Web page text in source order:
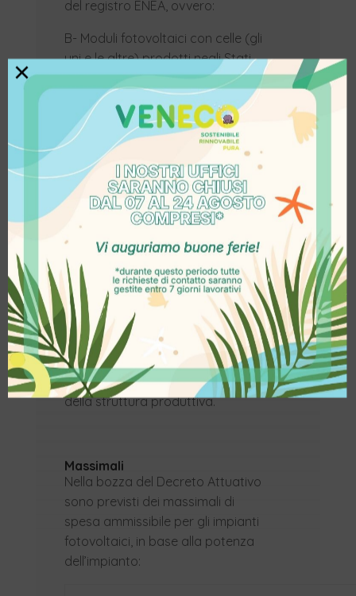
del registro ENEA, ovvero:
B- Moduli fotovoltaici con celle (gli
uni e le altre) prodotti negli Stati
membri dell’Unione Europea, con
un’efficienza a livello di cella
almeno pari al 23,5%;
C- Moduli prodotti negli stati
membri dell’Unione Europea
composti da celle bifacciali a
eterogiunzione di silicio o tandem
prodotte nell’Unione Europea con
un’efficienza di cella almeno pari al
24%.
Il dimensionamento degli impianti
fotovoltaici è determinato
considerando una producibilità
massima attesa non eccedente il
105% del fabbisogno energetico
della struttura produttiva.
Massimali
Nella bozza del Decreto Attuativo
sono previsti dei massimali di
spesa ammissibile per gli impianti
fotovoltaici, in base alla potenza
dell’impianto:
×